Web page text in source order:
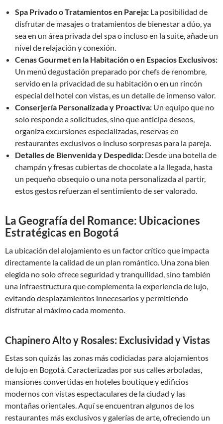
Spa Privado o Tratamientos en Pareja: La posibilidad de
disfrutar de masajes o tratamientos de bienestar a dúo, ya
sea en un área privada del spa o incluso en la suite, añade un
nivel de relajación y conexión.
Cenas Gourmet en la Habitación o en Espacios Exclusivos:
Un menú degustación preparado por chefs de renombre,
servido en la privacidad de su habitación o en un rincón
especial del hotel con vistas, es un detalle de inmenso valor.
Conserjería Personalizada y Proactiva: Un equipo que no
solo responde a solicitudes, sino que anticipa deseos,
organiza excursiones especializadas, reservas en
restaurantes exclusivos o incluso sorpresas para la pareja.
Detalles de Bienvenida y Despedida: Desde una botella de
champán y fresas cubiertas de chocolate a la llegada, hasta
un pequeño obsequio o una nota personalizada al partir,
estos gestos refuerzan el sentimiento de ser valorado.
La Geografía del Romance: Ubicaciones
Estratégicas en Bogotá
La ubicación del alojamiento es un factor crítico que impacta
directamente la calidad de un plan romántico. Una zona bien
elegida no solo ofrece seguridad y tranquilidad, sino también
una infraestructura que complementa la experiencia de lujo,
evitando desplazamientos innecesarios y permitiendo
disfrutar al máximo cada momento.
Chapinero Alto y Rosales: Exclusividad y Vistas
Estas son quizás las zonas más codiciadas para alojamientos
de lujo en Bogotá. Caracterizadas por sus calles arboladas,
mansiones convertidas en hoteles boutique y edificios
modernos con vistas espectaculares de la ciudad y las
montañas orientales. Aquí se encuentran algunos de los
restaurantes más exclusivos y galerías de arte, ofreciendo un